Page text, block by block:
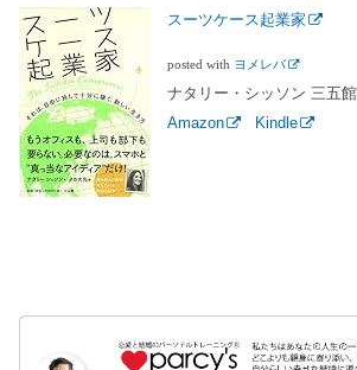
スーツケース起業家
posted with ヨメレバ
ナタリー・シッソン 三五
Amazon
Kindle